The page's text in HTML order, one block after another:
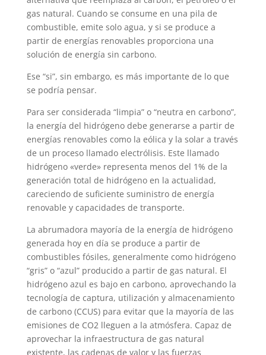
gas natural. Cuando se consume en una pila de
combustible, emite solo agua, y si se produce a
partir de energías renovables proporciona una
solución de energía sin carbono.
Ese “si”, sin embargo, es más importante de lo que
se podría pensar.
Para ser considerada “limpia” o “neutra en carbono”,
la energía del hidrógeno debe generarse a partir de
energías renovables como la eólica y la solar a través
de un proceso llamado electrólisis. Este llamado
hidrógeno «verde» representa menos del 1% de la
generación total de hidrógeno en la actualidad,
careciendo de suficiente suministro de energía
renovable y capacidades de transporte.
La abrumadora mayoría de la energía de hidrógeno
generada hoy en día se produce a partir de
combustibles fósiles, generalmente como hidrógeno
“gris” o “azul” producido a partir de gas natural. El
hidrógeno azul es bajo en carbono, aprovechando la
tecnología de captura, utilización y almacenamiento
de carbono (CCUS) para evitar que la mayoría de las
emisiones de CO2 lleguen a la atmósfera. Capaz de
aprovechar la infraestructura de gas natural
existente, las cadenas de valor y las fuerzas